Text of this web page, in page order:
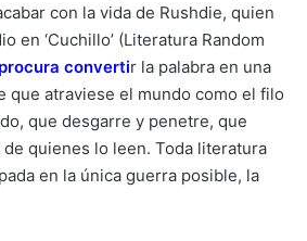
con la vida de Rushdie, quien
en ‘Cuchillo’ (Literatura Random
convertir la palabra en una
que atraviese el mundo como el filo
que desgarre y penetre, que
quienes lo leen. Toda literatura
en la única guerra posible, la